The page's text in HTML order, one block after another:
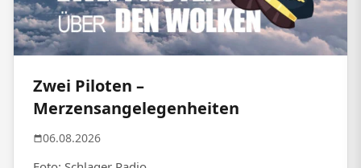
Zwei Piloten –
Merzensangelegenheiten
06.08.2026